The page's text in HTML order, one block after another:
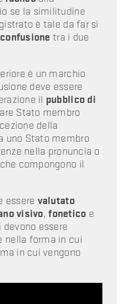
se la similitudine
è tale da far sì
tra i due
è un marchio
deve essere
il pubblico di
Stato membro
della
uno Stato membro
nella pronuncia o
compongono il
essere valutato
visivo,fonetico e
devono essere
nella forma in cui
in cui vengono